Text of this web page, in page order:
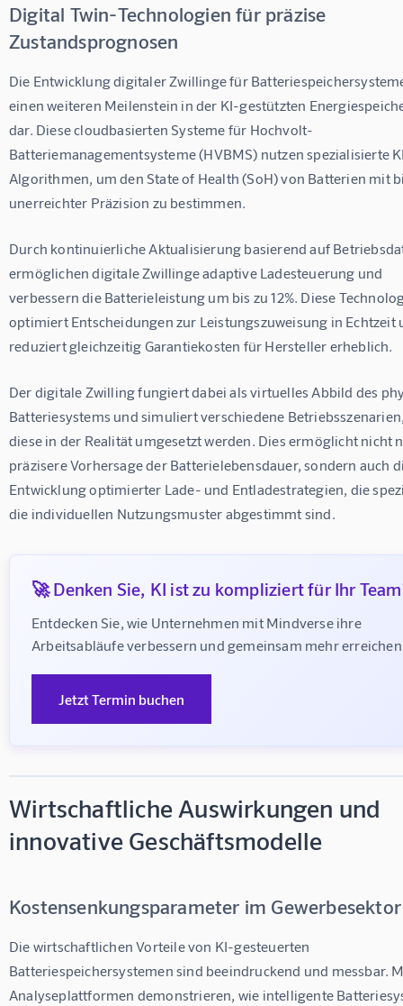
Digital Twin-Technologien für präzise
Zustandsprognosen
Die Entwicklung digitaler Zwillinge für
einen weiteren Meilenstein in der KI-gestützten
dar. Diese cloudbasierten Systeme für Hochvolt-
Batteriemanagementsysteme (HVBMS) nutzen spezialisierte
Algorithmen, um den State of Health (SoH) von Batterien mit
unerreichter Präzision zu bestimmen.
Durch kontinuierliche Aktualisierung basierend auf
ermöglichen digitale Zwillinge adaptive Ladesteuerung und
verbessern die Batterieleistung um bis zu 12%. Diese
optimiert Entscheidungen zur Leistungszuweisung in Echtzeit
reduziert gleichzeitig Garantiekosten für Hersteller erheblich.
Der digitale Zwilling fungiert dabei als virtuelles Abbild des
Batteriesystems und simuliert verschiedene
diese in der Realität umgesetzt werden. Dies ermöglicht nicht
präzisere Vorhersage der Batterielebensdauer, sondern auch
Entwicklung optimierter Lade- und Entladestrategien, die
die individuellen Nutzungsmuster abgestimmt sind.
🚀 Denken Sie, KI ist zu kompliziert für Ihr
Entdecken Sie, wie Unternehmen mit Mindverse ihre
Arbeitsabläufe verbessern und gemeinsam mehr
Jetzt Termin buchen
Wirtschaftliche Auswirkungen und
innovative Geschäftsmodelle
Kostensenkungsparameter im Gewerbesektor
Die wirtschaftlichen Vorteile von KI-gesteuerten
Batteriespeichersystemen sind beeindruckend und messbar.
Analyseplattformen demonstrieren, wie intelligente